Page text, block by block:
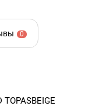
0
TOPASBEIGE